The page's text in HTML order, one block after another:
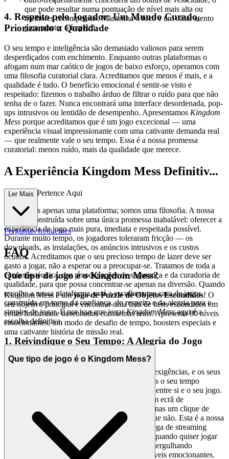
que pode resultar numa pontuação de nível mais alta ou
melhores recompensas. Mantenha o foco e um olhar atento
para manter o ímpeto!
4. Respeito pelo Jogador: Um Mundo Curado,
Priorizando a Qualidade
O seu tempo e inteligência são demasiado valiosos para serem
desperdiçados com enchimento. Enquanto outras plataformas o
afogam num mar caótico de jogos de baixo esforço, operamos com
uma filosofia curatorial clara. Acreditamos que menos é mais, e a
qualidade é tudo. O benefício emocional é sentir-se visto e
respeitado: fizemos o trabalho árduo de filtrar o ruído para que não
tenha de o fazer. Nunca encontrará uma interface desordenada, pop-
ups intrusivos ou lentidão de desempenho. Apresentamos Kingdom
Mess porque acreditamos que é um jogo excecional — uma
experiência visual impressionante com uma cativante demanda real
— que realmente vale o seu tempo. Essa é a nossa promessa
curatorial: menos ruído, mais da qualidade que merece.
A Experiência Kingdom Mess Definitiv...
a: Porque Pertence Aqui
Não somos apenas uma plataforma; somos uma filosofia. A nossa
marca é construída sobre uma única promessa inabalável: oferecer a
experiência de jogo mais pura, imediata e respeitada possível.
Durante muito tempo, os jogadores toleraram fricção — os
downloads, as instalações, os anúncios intrusivos e os custos
ocultos. Acreditamos que o seu precioso tempo de lazer deve ser
gasto a jogar, não a esperar ou a preocupar-se. Tratamos de toda a
confusão técnica, das preocupações de segurança e da curadoria de
qualidade, para que possa concentrar-se apenas na diversão. Quando
escolhe a nossa plataforma, está a escolher uma casa de jogos
construída em torno da confiança, do respeito e da alegria pura e
simples de jogar. É por isso que jogarKingdom Messaqui é a
escolha definitiva.
1. Reivindique o Seu Tempo: A Alegria do Jogo
A vida moderna é uma corrente implacável de exigências, e os seus
momentos de escape são sagrados. Respeitamos o seu tempo
eliminando todas as barreiras que se interpõem entre si e o seu jogo.
Porque é que tem de esperar? Porque tolerar um ecrã de
carregamento quando a sua aventura está a apenas um clique de
distância? A nossa tecnologia central garante que não. Esta é a nossa
prova: zero downloads, zero instalações e entrega de streaming
ultrarrápida, sempre. Esta é a nossa promessa: quando quiser jogar
, estará no jogo em segundos, mergulhando
diretamente na cativante demanda real e nos níveis emocionantes.
Ler Mais
Perguntas frequentes
FAQ
Que tipo de jogo é o Kingdom Mess?
Kingdom Mess é umjogo de Puzzle de Objetos Escondidos! O
seu objetivo principal é encontrar uma lista de itens escondidos em
cenas lindamente desenhadas com temas reais. Apresenta 80 níveis
emocionantes, um modo de desafio de tempo, boosters especiais e
uma cativante história de missão real.
Que tipo de jogo é o Kingdom Mess?